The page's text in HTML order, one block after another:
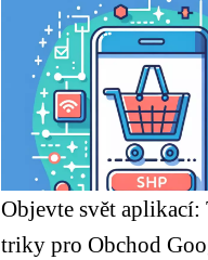
Objevte svět aplikací:
triky pro Obchod